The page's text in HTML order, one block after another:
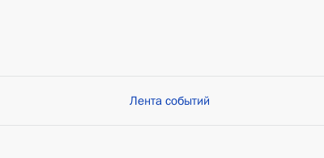
Лента событий